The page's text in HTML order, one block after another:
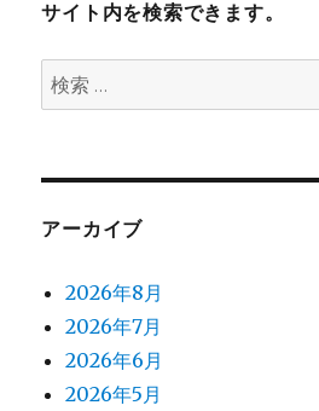
サイト内を検索できます。
検
索:
アーカイブ
2026年8月
2026年7月
2026年6月
2026年5月